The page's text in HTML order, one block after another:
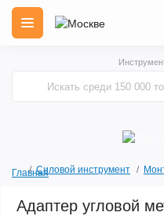
ГлавнаяСиловой инструмент
Адаптер угловой